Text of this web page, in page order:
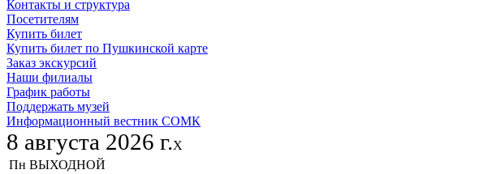
Контакты и структура
Посетителям
Купить билет
Купить билет по Пушкинской карте
Заказ экскурсий
Наши филиалы
График работы
Поддержать музей
Информационный вестник СОМК
8 августа 2026 г.X
Пн ВЫХОДНОЙ